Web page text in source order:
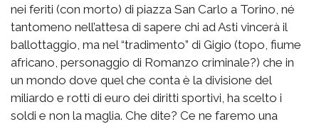
nei feriti (con morto) di piazza San Carlo a Torino, né
tantomeno nell’attesa di sapere chi ad Asti vincerà il
ballottaggio, ma nel “tradimento” di Gigio (topo, fiume
africano, personaggio di Romanzo criminale?) che in
un mondo dove quel che conta è la divisione del
miliardo e rotti di euro dei diritti sportivi, ha scelto i
soldi e non la maglia. Che dite? Ce ne faremo una